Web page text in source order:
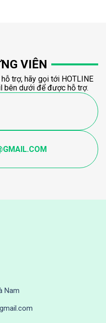
VIÊN
trợ, hãy gọi tới HOTLINE
bên dưới để được hỗ trợ.
Nam